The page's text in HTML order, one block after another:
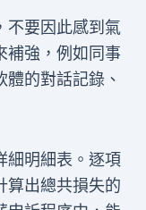
不要因此感到氣
補強，例如同事
的對話記錄、
細明細表。逐項
算出總共損失的